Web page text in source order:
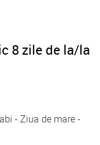
8 zile de la/la
- Ziua de mare -